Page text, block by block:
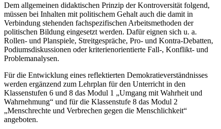
Dem allgemeinen didaktischen Prinzip der Kontroversität folgend,
müssen bei Inhalten mit politischem Gehalt auch die damit in
Verbindung stehenden fachspezifischen Arbeitsmethoden der
politischen Bildung eingesetzt werden. Dafür eignen sich u. a.
Rollen- und Planspiele, Streitgespräche, Pro- und Kontra-Debatten,
Podiumsdiskussionen oder kriterienorientierte Fall-, Konflikt- und
Problemanalysen.
Für die Entwicklung eines reflektierten Demokratieverständnisses
werden ergänzend zum Lehrplan für den Unterricht in den
Klassenstufen 6 und 8 das Modul 1 „Umgang mit Wahrheit und
Wahrnehmung“ und für die Klassenstufe 8 das Modul 2
„Menschrechte und Verbrechen gegen die Menschlichkeit“
angeboten.